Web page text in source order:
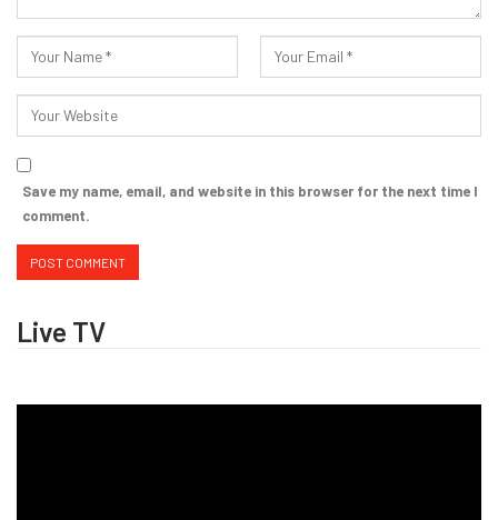
Save my name, email, and website in this browser for the next time I
comment.
Live TV